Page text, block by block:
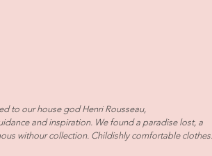
to our house god Henri Rousseau,
and inspiration. We found a paradise lost, a
withour collection. Childishly comfortable clothes.